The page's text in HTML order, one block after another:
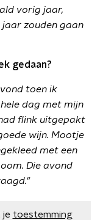
vorig jaar,
zouden gaan
gedaan?
toen ik
dag met mijn
flink uitgepakt
wijn. Mootje
met een
Die avond
je toestemming